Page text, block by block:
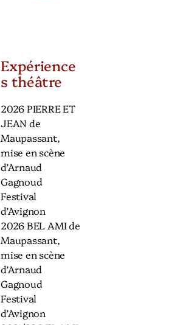
Expérience
s théâtre
2026 PIERRE ET
JEAN de
Maupassant,
mise en scène
d’Arnaud
Gagnoud
Festival
d’Avignon
2026 BEL AMI de
Maupassant,
mise en scène
d’Arnaud
Gagnoud
Festival
d’Avignon